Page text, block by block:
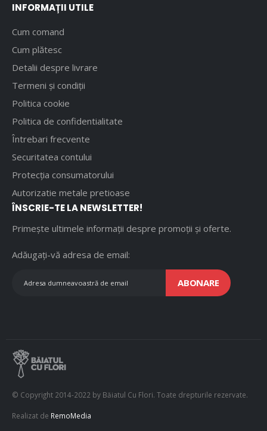
INFORMAȚII UTILE
Cum comand
Cum plătesc
Detalii despre livrare
Termeni și condiții
Politica cookie
Politica de confidentialitate
Întrebari frecvente
Securitatea contului
Protecția consumatorului
Autorizatie metale pretioase
ÎNSCRIE-TE LA NEWSLETTER!
Primește ultimele informații despre promoții și oferte.
Adăugați-vă adresa de email:
ABONARE
© Copyright 2014-2022 by Băiatul Cu Flori. Toate drepturile rezervate.
Realizat de RemoMedia